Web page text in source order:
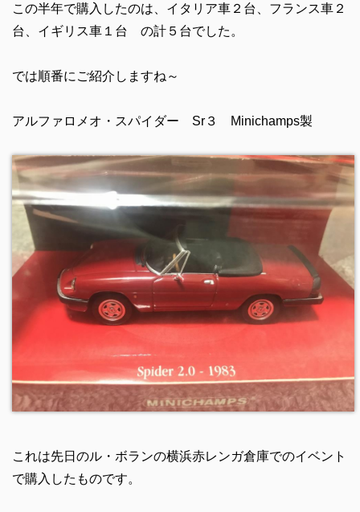
この半年で購入したのは、イタリア車２台、フランス車２
台、イギリス車１台 の計５台でした。
では順番にご紹介しますね～
アルファロメオ・スパイダー Sr３ Minichamps製
これは先日のル・ボランの横浜赤レンガ倉庫でのイベント
で購入したものです。